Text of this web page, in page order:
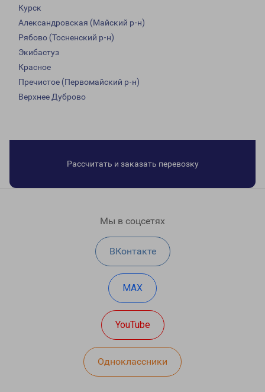
Курск
Александровская (Майский р-н)
Рябово (Тосненский р-н)
Экибастуз
Красное
Пречистое (Первомайский р-н)
Верхнее Дуброво
Рассчитать и заказать перевозку
Мы в соцсетях
ВКонтакте
MAX
YouTube
Одноклассники